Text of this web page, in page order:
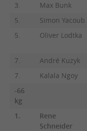
3. Max Bunk
5.
Simon Yacoub
5.
Oliver Lodtka
7. André Kuzyk
7.
Kalala Ngoy
-66
kg
1.
Rene
Schneider